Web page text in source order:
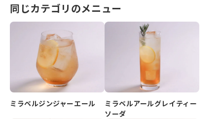
同じカテゴリのメニュー
ミラベルジンジャーエール
ミラベルアールグレイティー
ソーダ